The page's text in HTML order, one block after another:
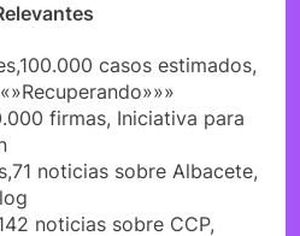
casos estimados,
firmas, Iniciativa para
noticias sobre Albacete,
noticias sobre CCP,